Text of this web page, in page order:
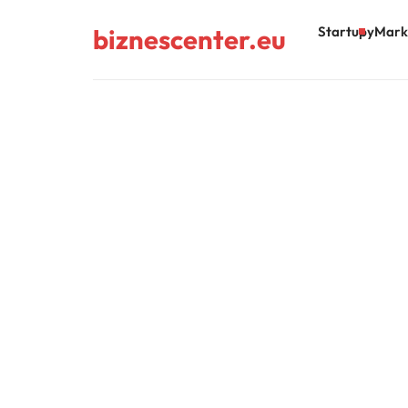
biznescenter.eu Startupy